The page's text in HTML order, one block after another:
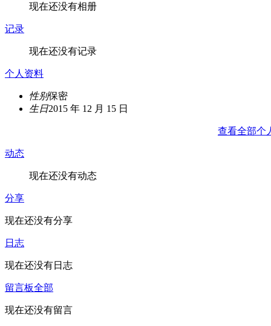
现在还没有相册
记录
现在还没有记录
个人资料
性别保密
生日2015 年 12 月 15 日
查看全部个
动态
现在还没有动态
分享
现在还没有分享
日志
现在还没有日志
留言板全部
现在还没有留言